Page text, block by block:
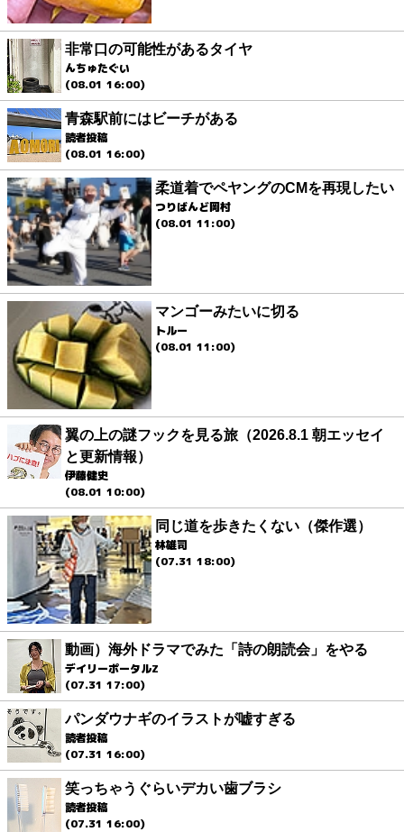
非常口の可能性があるタイヤ
んちゅたぐい
(08.01 16:00)
青森駅前にはビーチがある
読者投稿
(08.01 16:00)
柔道着でペヤングのCMを再現したい
つりばんど岡村
(08.01 11:00)
マンゴーみたいに切る
トルー
(08.01 11:00)
翼の上の謎フックを見る旅（2026.8.1 朝エッセイ
と更新情報）
伊藤健史
(08.01 10:00)
同じ道を歩きたくない（傑作選）
林雄司
(07.31 18:00)
動画）海外ドラマでみた「詩の朗読会」をやる
デイリーポータルZ
(07.31 17:00)
パンダウナギのイラストが嘘すぎる
読者投稿
(07.31 16:00)
笑っちゃうぐらいデカい歯ブラシ
読者投稿
(07.31 16:00)